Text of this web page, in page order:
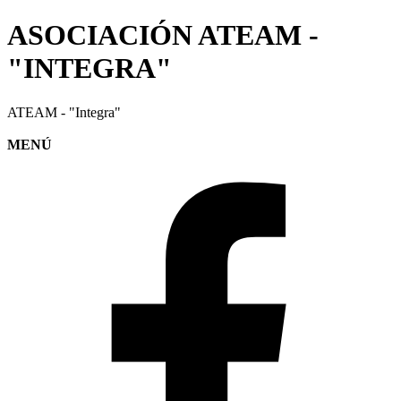
ASOCIACIÓN ATEAM -
"INTEGRA"
ATEAM - "Integra"
MENÚ